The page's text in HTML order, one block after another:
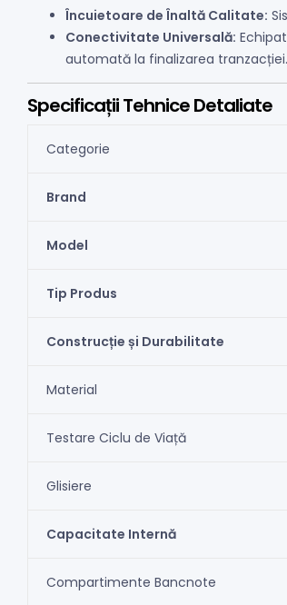
Încuietoare de Înaltă Calitate:
Conectivitate Universală:
automată la finalizarea tranzacției.
Specificații Tehnice Detaliate
Categorie
Brand
Model
Tip Produs
Construcție și Durabilitate
Material
Testare Ciclu de Viață
Glisiere
Capacitate Internă
Compartimente Bancnote